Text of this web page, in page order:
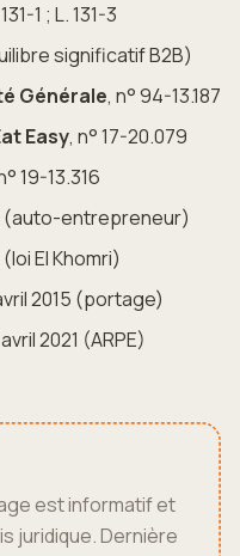
1 ; L. 131-3
significatif B2B)
Générale, n° 94-13.187
Easy, n° 17-20.079
19-13.316
(auto-entrepreneur)
El Khomri)
2015 (portage)
2021 (ARPE)
est informatif et
juridique. Dernière